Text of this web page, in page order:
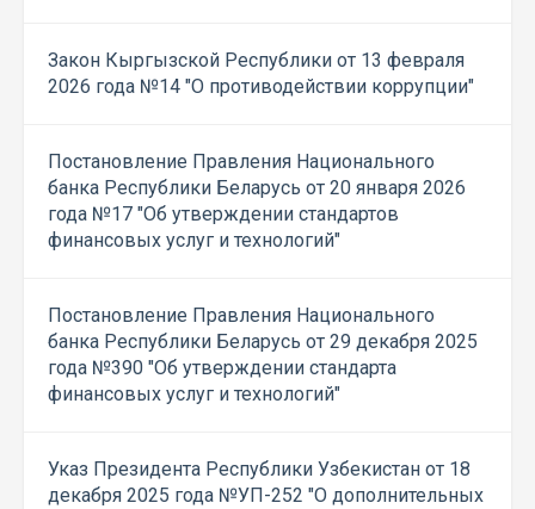
Закон Кыргызской Республики от 13 февраля
2026 года №14 "О противодействии коррупции"
Постановление Правления Национального
банка Республики Беларусь от 20 января 2026
года №17 "Об утверждении стандартов
финансовых услуг и технологий"
Постановление Правления Национального
банка Республики Беларусь от 29 декабря 2025
года №390 "Об утверждении стандарта
финансовых услуг и технологий"
Указ Президента Республики Узбекистан от 18
декабря 2025 года №УП-252 "О дополнительных